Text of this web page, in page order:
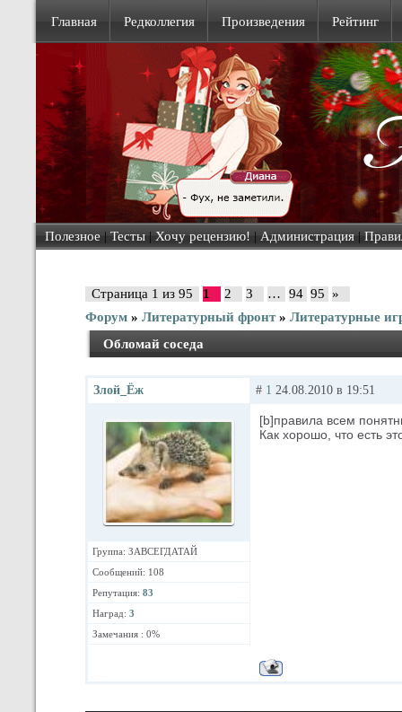
Главная Редколлегия Произведения Рейтинг
Полезное | Тесты | Хочу рецензию! | Администрация |
Страница 1 из 95 1 2 3 … 94 95 »
Форум » Литературный фронт » Литературные
Обломай соседа
Злой_Ёж
Группа: ЗАВСЕГДАТАЙ
Сообщений: 108
Репутация: 83
Наград: 3
Замечания : 0%
# 1 24.08.2010 в 19:51
[b]правила всем
Как хорошо, что есть